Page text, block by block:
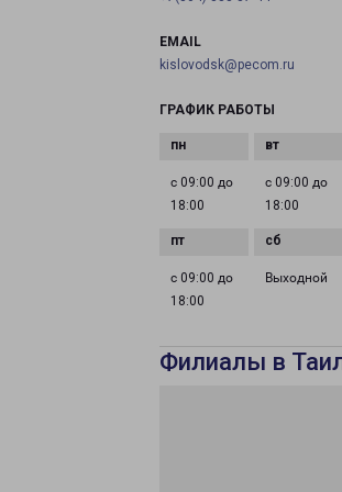
EMAIL
kislovodsk@pecom.ru
ГРАФИК РАБОТЫ
с 09:00 до
18:00
с 09:00 до
18:00
с 09:00 до
18:00
Выходной
Филиалы в